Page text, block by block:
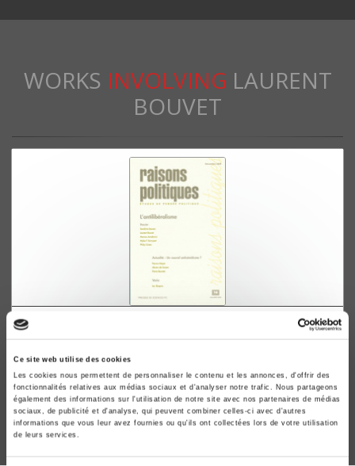
Ce site web utilise des cookies
Les cookies nous permettent de personnaliser le contenu et les annonces, d'offrir des
fonctionnalités relatives aux médias sociaux et d'analyser notre trafic. Nous partageons
également des informations sur l'utilisation de notre site avec nos partenaires de médias
sociaux, de publicité et d'analyse, qui peuvent combiner celles-ci avec d'autres
informations que vous leur avez fournies ou qu'ils ont collectées lors de votre utilisation
de leurs services.
WORKS INVOLVING LAURENT
BOUVET
Raisons politiques 16, 2004